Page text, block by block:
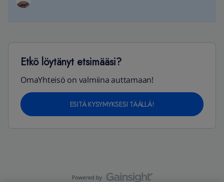
Etkö löytänyt etsimääsi?
OmaYhteisö on valmiina auttamaan!
ESITÄ KYSYMYKSESI TÄÄLLÄ!